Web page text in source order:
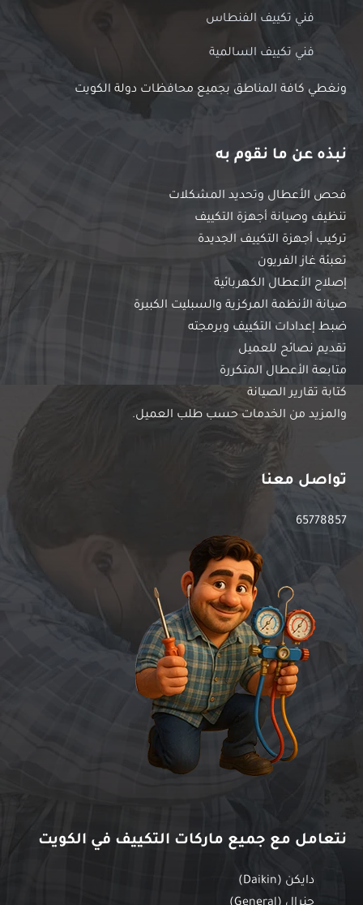
فني تكييف الفنطاس
فني تكييف السالمية
ونغطي كافة المناطق بجميع محافظات دولة الكويت
نبذه عن ما نقوم به
فحص الأعطال وتحديد المشكلات
تنظيف وصيانة أجهزة التكييف
تركيب أجهزة التكييف الجديدة
تعبئة غاز الفريون
إصلاح الأعطال الكهربائية
صيانة الأنظمة المركزية والسبليت الكبيرة
ضبط إعدادات التكييف وبرمجته
تقديم نصائح للعميل
متابعة الأعطال المتكررة
كتابة تقارير الصيانة
والمزيد من الخدمات حسب طلب العميل.
تواصل معنا
65778857
نتعامل مع جميع ماركات التكييف في الكويت
دايكن (Daikin)